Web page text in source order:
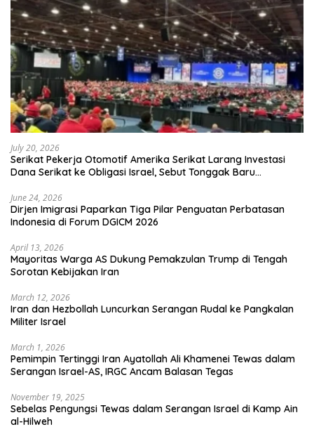
July 20, 2026
Serikat Pekerja Otomotif Amerika Serikat Larang Investasi
Dana Serikat ke Obligasi Israel, Sebut Tonggak Baru
June 24, 2026
Dirjen Imigrasi Paparkan Tiga Pilar Penguatan Perbatasan
Indonesia di Forum DGICM 2026
April 13, 2026
Mayoritas Warga AS Dukung Pemakzulan Trump di Tengah
Sorotan Kebijakan Iran
March 12, 2026
Iran dan Hezbollah Luncurkan Serangan Rudal ke Pangkalan
Militer Israel
March 1, 2026
Pemimpin Tertinggi Iran Ayatollah Ali Khamenei Tewas dalam
Serangan Israel-AS, IRGC Ancam Balasan Tegas
November 19, 2025
Sebelas Pengungsi Tewas dalam Serangan Israel di Kamp Ain
al-Hilweh